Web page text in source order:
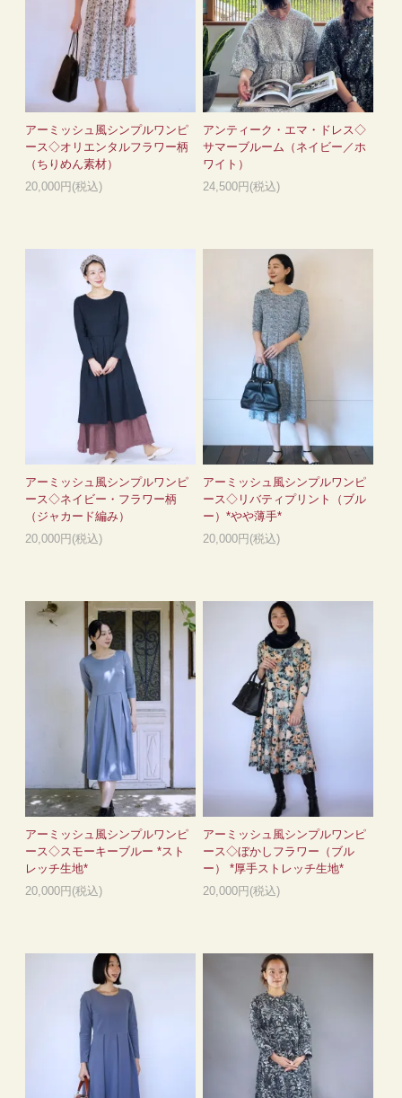
アーミッシュ風シンプルワンピ
ース◇オリエンタルフラワー柄
（ちりめん素材）
20,000円(税込)
アンティーク・エマ・ドレス◇
サマーブルーム（ネイビー／ホ
ワイト）
24,500円(税込)
アーミッシュ風シンプルワンピ
ース◇ネイビー・フラワー柄
（ジャカード編み）
20,000円(税込)
アーミッシュ風シンプルワンピ
ース◇リバティプリント（ブル
ー）*やや薄手*
20,000円(税込)
アーミッシュ風シンプルワンピ
ース◇スモーキーブルー *スト
レッチ生地*
20,000円(税込)
アーミッシュ風シンプルワンピ
ース◇ぼかしフラワー（ブル
ー） *厚手ストレッチ生地*
20,000円(税込)